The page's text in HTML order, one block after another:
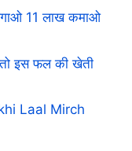
11 लाख कमाओ
इस फल की खेती
Laal Mirch